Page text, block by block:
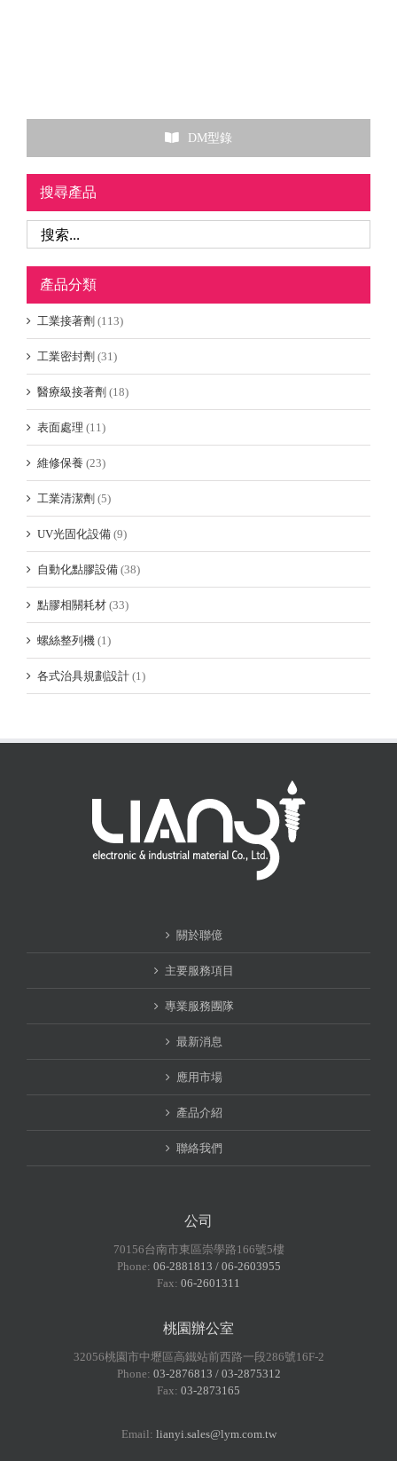
DM型錄
搜尋產品
產品分類
工業接著劑 (113)
工業密封劑 (31)
醫療級接著劑 (18)
表面處理 (11)
維修保養 (23)
工業清潔劑 (5)
UV光固化設備 (9)
自動化點膠設備 (38)
點膠相關耗材 (33)
螺絲整列機 (1)
各式治具規劃設計 (1)
關於聯億
主要服務項目
專業服務團隊
最新消息
應用市場
產品介紹
聯絡我們
公司
70156台南市東區崇學路166號5樓
Phone: 06-2881813 / 06-2603955
Fax: 06-2601311
桃園辦公室
32056桃園市中壢區高鐵站前西路一段286號16F-2
Phone: 03-2876813 / 03-2875312
Fax: 03-2873165
Email: lianyi.sales@lym.com.tw